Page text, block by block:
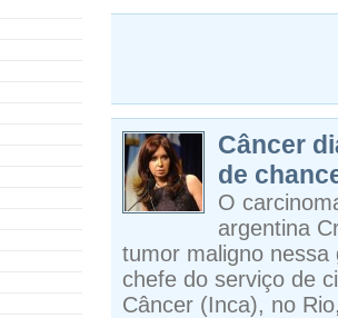
Câncer
de
O
argentina
tumor maligno nessa
chefe do serviço de
Câncer (Inca), no